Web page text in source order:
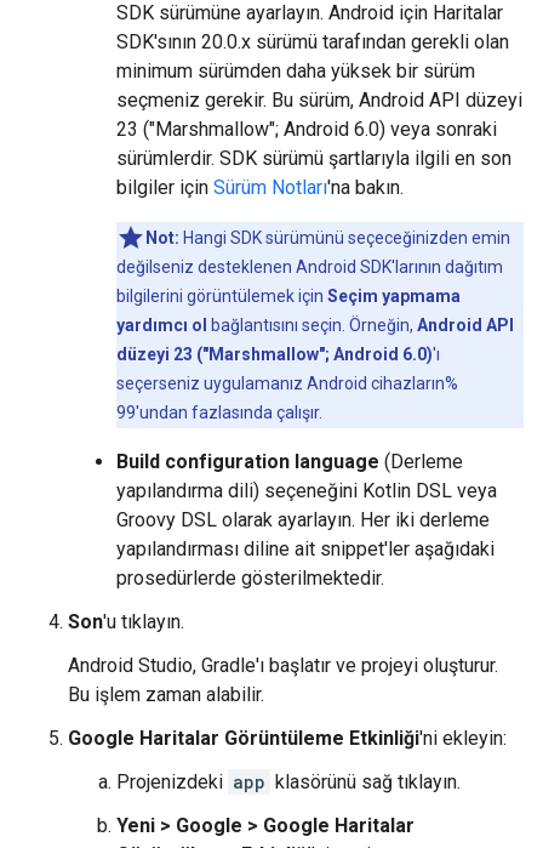
SDK sürümüne ayarlayın. Android için Haritalar
SDK'sının 20.0.x sürümü tarafından gerekli olan
minimum sürümden daha yüksek bir sürüm
seçmeniz gerekir. Bu sürüm, Android API düzeyi
23 ("Marshmallow"; Android 6.0) veya sonraki
sürümlerdir. SDK sürümü şartlarıyla ilgili en son
bilgiler için Sürüm Notları'na bakın.
Not: Hangi SDK sürümünü seçeceğinizden emin
değilseniz desteklenen Android SDK'larının dağıtım
bilgilerini görüntülemek için Seçim yapmama
yardımcı ol
bağlantısını seçin. Örneğin, Android API
düzeyi 23 ("Marshmallow"; Android 6.0)'ı
seçerseniz uygulamanız Android cihazların%
99'undan fazlasında çalışır.
Build configuration language (Derleme
yapılandırma dili) seçeneğini Kotlin DSL veya
Groovy DSL olarak ayarlayın. Her iki derleme
yapılandırması diline ait snippet'ler aşağıdaki
prosedürlerde gösterilmektedir.
Son'u tıklayın.
Android Studio, Gradle'ı başlatır ve projeyi oluşturur.
Bu işlem zaman alabilir.
Google Haritalar Görüntüleme Etkinliği'ni ekleyin:
Projenizdeki app klasörünü sağ tıklayın.
Yeni > Google > Google Haritalar